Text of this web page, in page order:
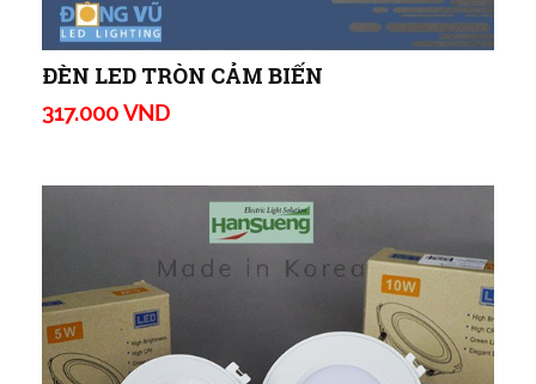
ĐÈN LED TRÒN CẢM BIẾN
317.000 VND